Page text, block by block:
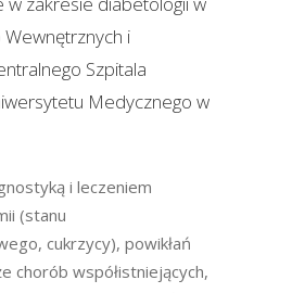
i
Szpitala
Medycznego w
i leczeniem
(stanu
cukrzycy), powikłań
chorób współistniejących,